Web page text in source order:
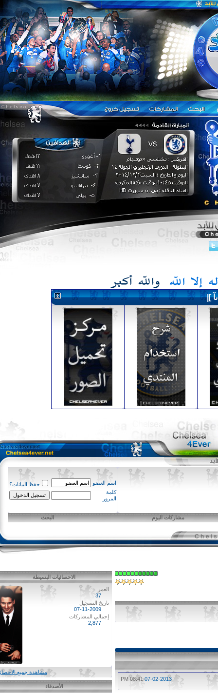
اسم العضو
حفظ البيانات؟
كلمة
المرور
مشاركات اليوم البحث
07-02-2013
08:41 PM
الاحصائيات البسيطة
العمر
تاريخ التسجيل
07-11-2009
إجمالي المشاركات
2,877
مشاهدة جميع الاحصائيات
الأصدقاء